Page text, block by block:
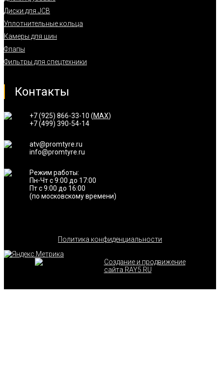
Диски для JCB
Уплотнительные кольца
Камеры для шин
Флапы
Фильтры для спецтехники
Контакты
+7 (925) 866-33-10 (MAX)
+7 (499) 390-54-14
atv@promtyre.ru
info@promtyre.ru
Режим работы:
Пн-Чт с 9:00 до 17:00
Пт с 9:00 до 16:00
(по московскому времени)
Политика конфиденциальности
Создание и продвижение
сайта RAY5.RU